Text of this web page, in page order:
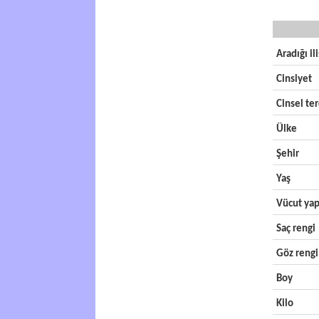
Aradığı
Cinsiyet
Cinsel
Ülke
Şehir
Yaş
Vücut
Saç rengi
Göz rengi
Boy
Kilo